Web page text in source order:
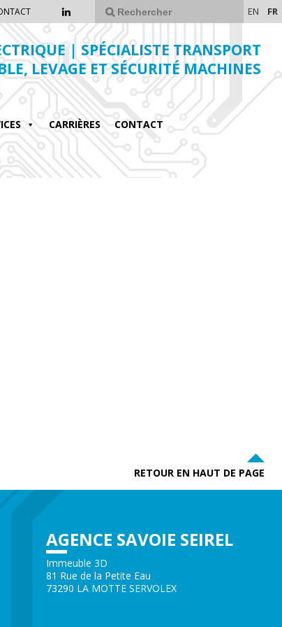
EN FR
| SPÉCIALISTE TRANSPORT
LEVAGE ET SÉCURITÉ MACHINES
CARRIÈRES CONTACT
RETOUR EN HAUT DE PAGE
AGENCE SAVOIE SEIREL
Immeuble 3D
81 Rue de la Petite Eau
73290 LA MOTTE SERVOLEX